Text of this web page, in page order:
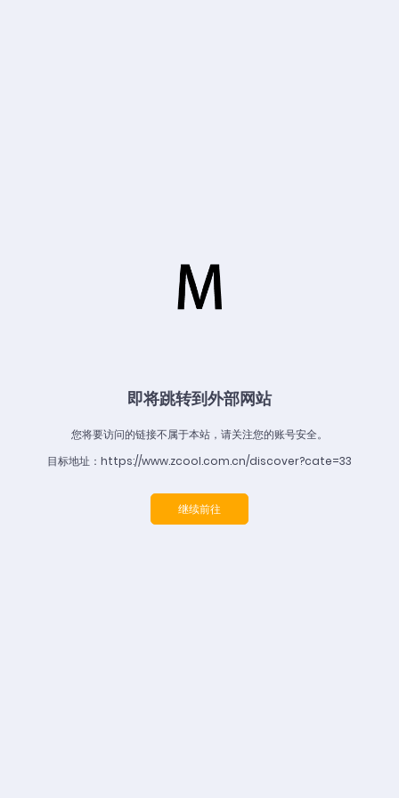
即将跳转到外部网站
您将要访问的链接不属于本站，请关注您的账号安全。
目标地址：https://www.zcool.com.cn/discover?cate=33
继续前往